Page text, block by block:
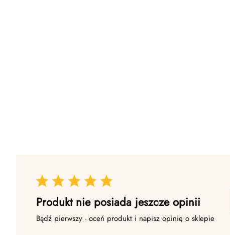
Produkt nie posiada jeszcze opinii
Bądź pierwszy - oceń produkt i napisz opinię o sklepie